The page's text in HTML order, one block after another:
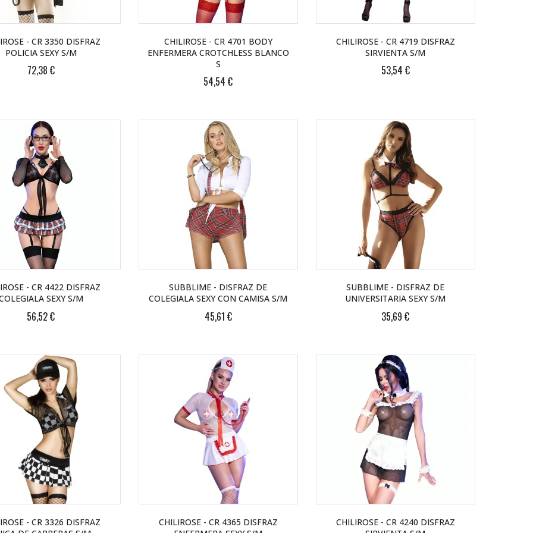
- CR 3350 DISFRAZ
POLICIA SEXY S/M
72,38 €
CHILIROSE - CR 4701 BODY
ENFERMERA CROTCHLESS BLANCO
S
54,54 €
CHILIROSE - CR 4719 DISFRAZ
SIRVIENTA S/M
53,54 €
- CR 4422 DISFRAZ
SEXY S/M
56,52 €
SUBBLIME - DISFRAZ DE
COLEGIALA SEXY CON CAMISA S/M
45,61 €
SUBBLIME - DISFRAZ DE
UNIVERSITARIA SEXY S/M
35,69 €
- CR 3326 DISFRAZ
CHILIROSE - CR 4365 DISFRAZ
CHILIROSE - CR 4240 DISFRAZ